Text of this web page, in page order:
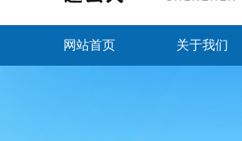
网站首页 关于我们